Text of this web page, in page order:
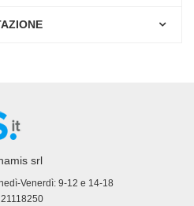
srl
Venerdì: 9-12 e 14-18